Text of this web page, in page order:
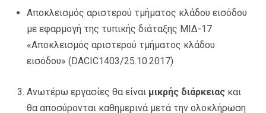
Αποκλεισμός αριστερού τμήματος κλάδου εισόδου
με εφαρμογή της τυπικής διάταξης ΜΙΔ-17
«Αποκλεισμός αριστερού τμήματος κλάδου
εισόδου» (DACIC1403/25.10.2017)
Ανωτέρω εργασίες θα είναι μικρής διάρκειας και
θα αποσύρονται καθημερινά μετά την ολοκλήρωση